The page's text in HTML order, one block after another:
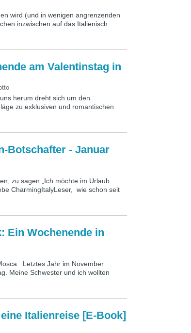
wird (und in wenigen angrenzenden
inzwischen auf das Italienisch
am Valentinstag in
herum dreht sich um den
zu exklusiven und romantischen
Botschafter - Januar
zu sagen „Ich möchte im Urlaub
CharmingItalyLeser, wie schon seit
Ein Wochenende in
Letztes Jahr im November
Meine Schwester und ich wollten
Italienreise [E-Book]